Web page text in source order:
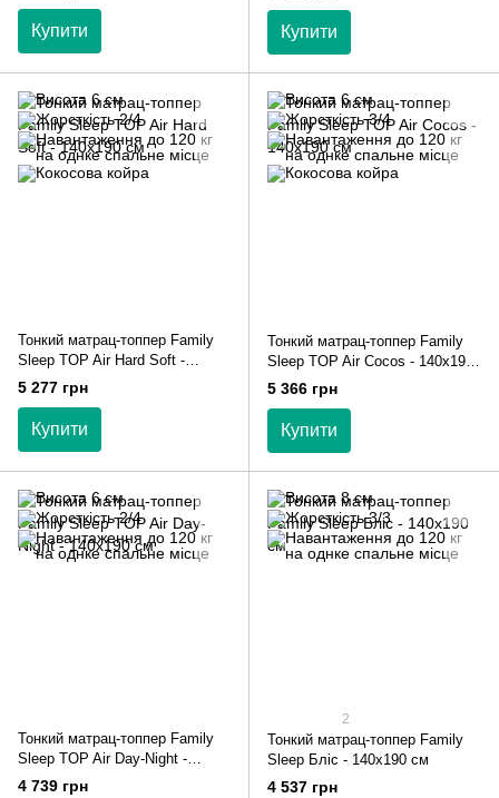
Купити Купити
Тонкий матрац-топпер Family
Sleep TOP Air Hard Soft -
140х190 см
5 277 грн
Купити
Тонкий матрац-топпер Family
Sleep TOP Air Cocos - 140х190
см
5 366 грн
Купити
Тонкий матрац-топпер Family
Sleep TOP Air Day-Night -
140х190 см
4 739 грн
2
Тонкий матрац-топпер Family
Sleep Бліс - 140х190 см
4 537 грн